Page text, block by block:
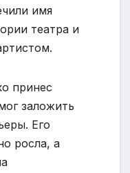
имя
театра и
принес
заложить
Его
росла, а